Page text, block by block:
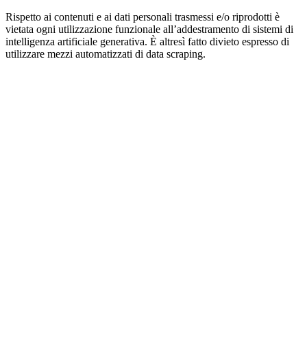
Rispetto ai contenuti e ai dati personali trasmessi e/o riprodotti è
vietata ogni utilizzazione funzionale all’addestramento di sistemi di
intelligenza artificiale generativa. È altresì fatto divieto espresso di
utilizzare mezzi automatizzati di data scraping.